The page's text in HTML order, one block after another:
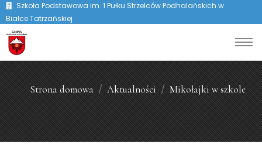
Szkoła Podstawowa im. 1 Pułku Strzelców Podhalańskich w
Białce Tatrzańskiej
Strona domowa Aktualności Mikołajki w szkole